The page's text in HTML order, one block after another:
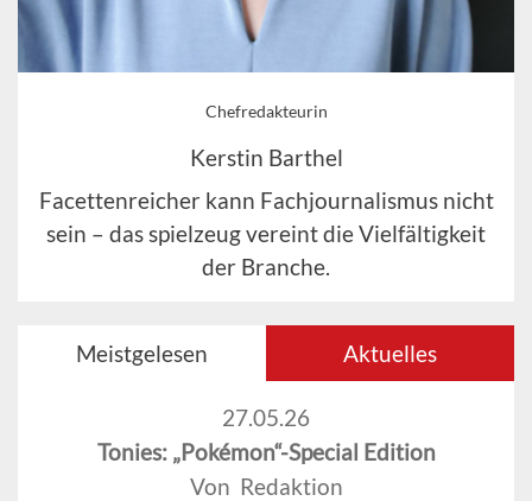
Chefredakteurin
Kerstin Barthel
Facettenreicher kann Fachjournalismus nicht
sein – das spielzeug vereint die Vielfältigkeit
der Branche.
Meistgelesen Aktuelles
27.05.26
Tonies: „Pokémon“-Special Edition
Von Redaktion